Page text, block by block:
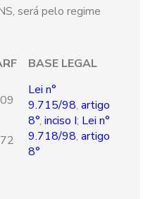
será pelo regime
BASE LEGAL
Lei n°
9.715/98,artigo
8°,inciso I; Lei n°
9.718/98,artigo
8°